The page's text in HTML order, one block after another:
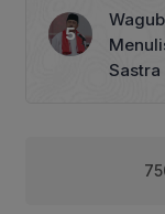
Sastra